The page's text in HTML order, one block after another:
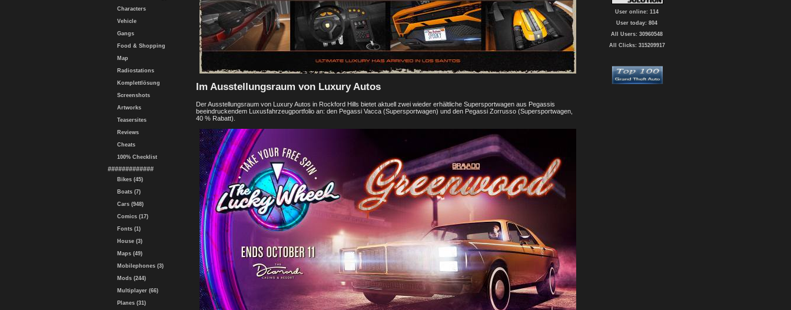
Characters
Vehicle
Gangs
Food & Shopping
Map
Radiostations
Komplettlösung
Screenshots
Artworks
Teasersites
Reviews
Cheats
100% Checklist
#############
Bikes (45)
Boats (7)
Cars (948)
Comics (17)
Fonts (1)
House (3)
Maps (49)
Mobilephones (3)
Mods (244)
Multiplayer (66)
Planes (31)
Im Ausstellungsraum von Luxury Autos
Der Ausstellungsraum von Luxury Autos in Rockford Hills bietet aktuell zwei wieder erhältliche Supersportwagen aus Pegassis
beeindruckendem Luxusfahrzeugportfolio an: den Pegassi Vacca (Supersportwagen) und den Pegassi Zorrusso (Supersportwagen,
40 % Rabatt).
User online: 114
User today: 804
All Users: 30960548
All Clicks: 315209917